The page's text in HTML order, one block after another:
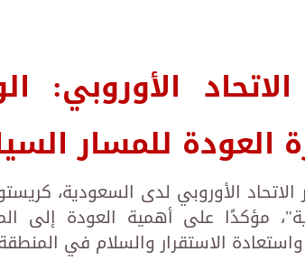
العودة للمسار
الأوروبي لدى السعودية،
مؤكدًا على أهمية العودة إلى
واستعادة الاستقرار والسلام في